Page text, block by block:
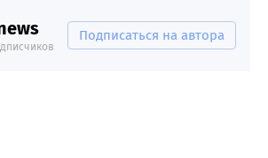
Подписаться на автора